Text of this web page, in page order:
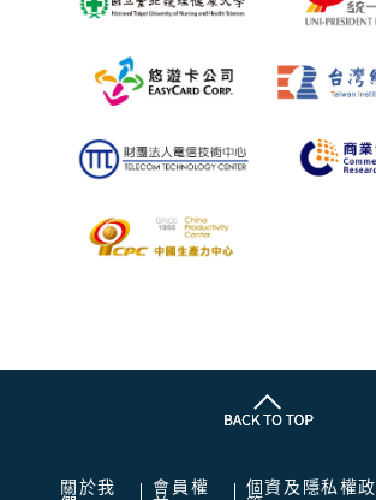
關於我
會員權
個資及隱私權政